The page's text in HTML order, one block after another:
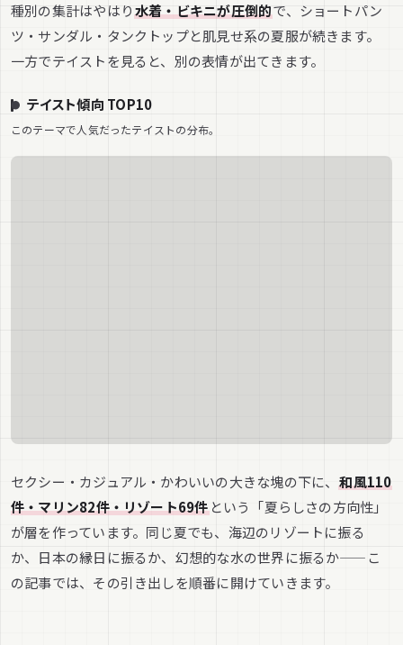
種別の集計はやはり水着・ビキニが圧倒的で、ショートパン
ツ・サンダル・タンクトップと肌見せ系の夏服が続きます。
一方でテイストを見ると、別の表情が出てきます。
テイスト傾向 TOP10
このテーマで人気だったテイストの分布。
セクシー・カジュアル・かわいいの大きな塊の下に、和風110
件・マリン82件・リゾート69件という「夏らしさの方向性」
が層を作っています。同じ夏でも、海辺のリゾートに振る
か、日本の縁日に振るか、幻想的な水の世界に振るか——こ
の記事では、その引き出しを順番に開けていきます。